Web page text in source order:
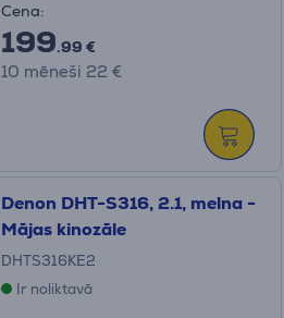
Cena:
199.99 €
10 mēneši 22 €
Denon DHT-S316, 2.1, melna -
Mājas kinozāle
DHTS316KE2
Ir noliktavā